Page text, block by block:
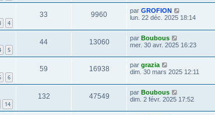
4
33 9960 par GROFION
lun. 22 déc. 2025 18:14
5
44 13060 par Boubous
mer. 30 avr. 2025 16:23
6
59 16938 par grazia
dim. 30 mars 2025 12:11
14
132 47549 par Boubous
dim. 2 févr. 2025 17:52